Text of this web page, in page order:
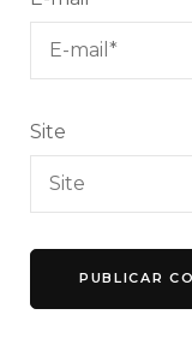
Site